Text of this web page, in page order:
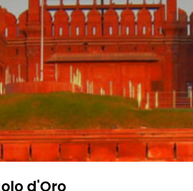
d'Oro